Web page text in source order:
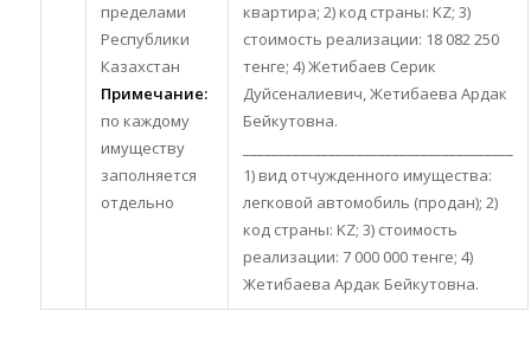
пределами
Республики
Казахстан
Примечание:
по каждому
имуществу
заполняется
отдельно
квартира; 2) код страны: KZ; 3)
стоимость реализации: 18 082 250
тенге; 4) Жетибаев Серик
Дуйсеналиевич, Жетибаева Ардак
Бейкутовна.
1) вид отчужденного имущества:
легковой автомобиль (продан); 2)
код страны: KZ; 3) стоимость
реализации: 7 000 000 тенге; 4)
Жетибаева Ардак Бейкутовна.